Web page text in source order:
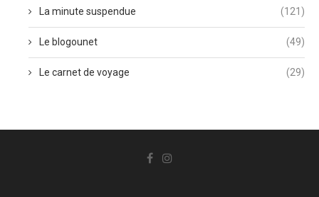
La minute suspendue (121)
Le blogounet (49)
Le carnet de voyage (29)